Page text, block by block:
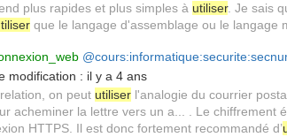
plus rapides et plus simples à utiliser. Je sais
que le langage d'assemblage ou le langage
modification : il y a 4 ans
on peut utiliser l'analogie du courrier
acheminer la lettre vers un a... . Le chiffrement
HTTPS. Il est donc fortement recommandé d’